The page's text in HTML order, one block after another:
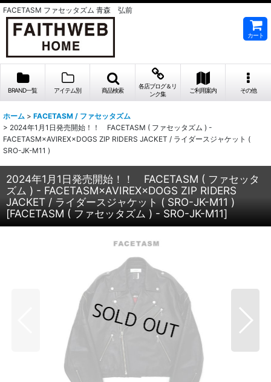
FACETASM ファセッタズム 青森 弘前
カート
BRAND一覧 アイテム別 商品検索
各店ブログ＆リ
ンク集
ご利用案内 その他
ホーム > FACETASM / ファセッタズム
> 2024年1月1日発売開始！！ FACETASM ( ファセッタズム ) -
FACETASM×AVIREX×DOGS ZIP RIDERS JACKET / ライダースジャケット (
SRO-JK-M11 )
2024年1月1日発売開始！！ FACETASM ( ファセッタ
ズム ) - FACETASM×AVIREX×DOGS ZIP RIDERS
JACKET / ライダースジャケット ( SRO-JK-M11 )
[FACETASM ( ファセッタズム ) - SRO-JK-M11]